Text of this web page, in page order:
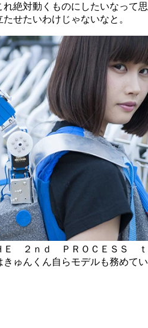
絶対動くものにしたいなって思
せたいわけじゃないなと。
Ｅ ２ｎｄ ＰＲＯＣＥＳＳ ｔ
ゅんくん自らモデルも務めてい